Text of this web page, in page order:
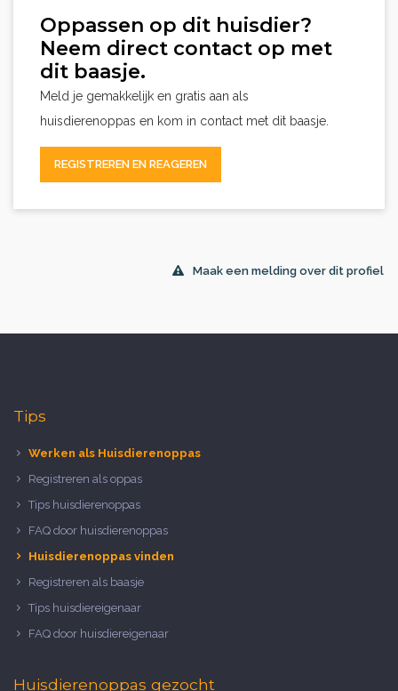
Oppassen op dit huisdier?
Neem direct contact op met
dit baasje.
Meld je gemakkelijk en gratis aan als
huisdierenoppas en kom in contact met dit baasje.
REGISTREREN EN REAGEREN
Maak een melding over dit profiel
Tips
Werken als Huisdierenoppas
Registreren als oppas
Tips huisdierenoppas
FAQ door huisdierenoppas
Huisdierenoppas vinden
Registreren als baasje
Tips huisdiereigenaar
FAQ door huisdiereigenaar
Huisdierenoppas gezocht